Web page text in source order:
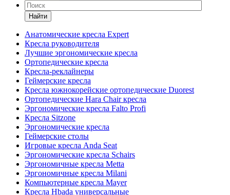
Найти
Анатомические кресла Expert
Кресла руководителя
Лучшие эргономические кресла
Ортопедические кресла
Кресла-реклайнеры
Геймерские кресла
Кресла южнокорейские ортопедические Duorest
Ортопедические Hara Chair кресла
Эргономические кресла Falto Profi
Кресла Sitzone
Эргономические кресла
Геймерские столы
Игровые кресла Anda Seat
Эргономические кресла Schairs
Эргономичные кресла Metta
Эргономичные кресла Milani
Компьютерные кресла Mayer
Кресла Hbada универсальные